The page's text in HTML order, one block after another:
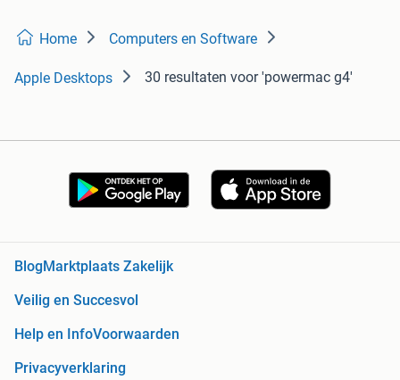
Home Computers en Software
Apple Desktops 30 resultaten voor 'powermac g4'
Blog Marktplaats Zakelijk
Veilig en Succesvol
Help en InfoVoorwaarden
Privacyverklaring